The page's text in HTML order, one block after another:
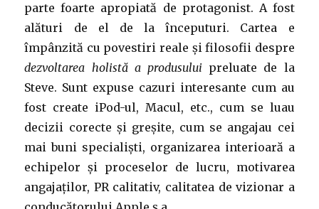
parte foarte apropiată de protagonist. A fost
alături de el de la începuturi. Cartea e
împânzită cu povestiri reale și filosofii despre
dezvoltarea holistă a produsului preluate de la
Steve. Sunt expuse cazuri interesante cum au
fost create iPod-ul, Macul, etc., cum se luau
decizii corecte și greșite, cum se angajau cei
mai buni specialiști, organizarea interioară a
echipelor și proceselor de lucru, motivarea
angajaților, PR calitativ, calitatea de vizionar a